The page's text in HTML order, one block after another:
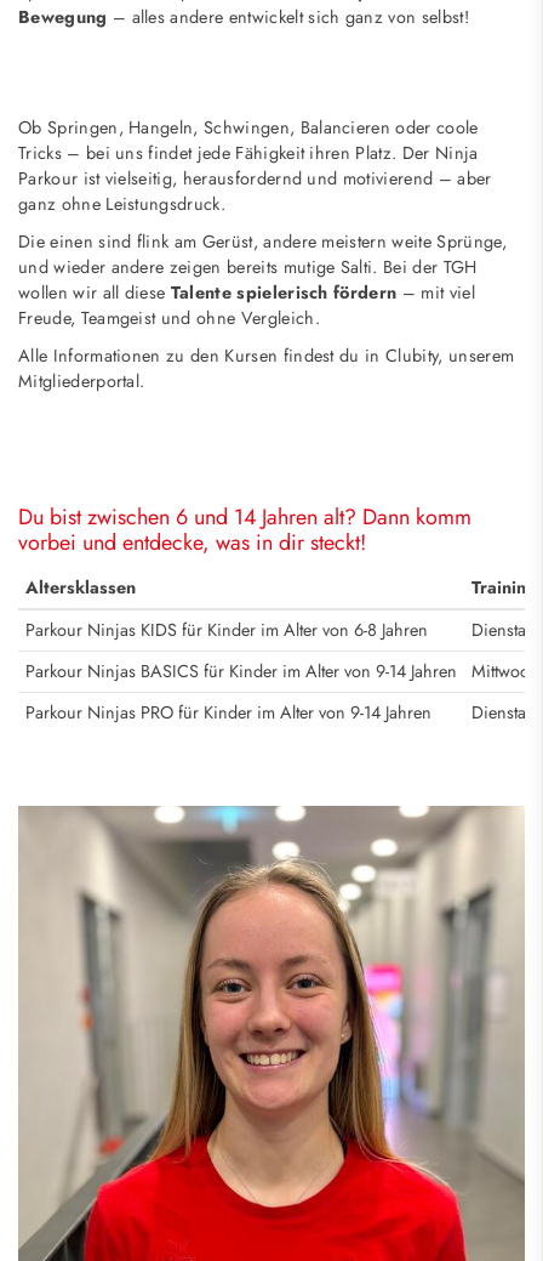
Bewegung – alles andere entwickelt sich ganz von selbst!
Ob Springen, Hangeln, Schwingen, Balancieren oder coole
Tricks – bei uns findet jede Fähigkeit ihren Platz. Der Ninja
Parkour ist vielseitig, herausfordernd und motivierend – aber
ganz ohne Leistungsdruck.
Die einen sind flink am Gerüst, andere meistern weite Sprünge,
und wieder andere zeigen bereits mutige Salti. Bei der TGH
wollen wir all diese Talente spielerisch fördern – mit viel
Freude, Teamgeist und ohne Vergleich.
Alle Informationen zu den Kursen findest du inClubity, unserem
Mitgliederportal.
Du bist zwischen 6 und 14 Jahren alt? Dann komm
vorbei und entdecke, was in dir steckt!
Altersklassen
Parkour Ninjas KIDS für Kinder im Alter von 6-8 Jahren
Parkour Ninjas BASICS für Kinder im Alter von 9-14 Jahren
Parkour Ninjas PRO für Kinder im Alter von 9-14 Jahren